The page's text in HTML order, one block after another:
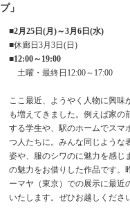
」
■2月25日(月)～3月6日(水)
■休廊日3月3日(日)
■12:00～19:00
土曜・最終日12:00～17:00
ここ最近、ようやく人物に興味
も増えてきました。例えば家の
する学生や、駅のホームでスマ
つ人たちに。みんな同じような
姿や、服のシワのに魅力を感じ
の魅力をお借りした作品です。
ーマヤ（東京）での展示に最近
いたします。ぜひお越しくださ